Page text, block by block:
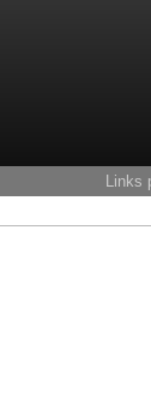
Links